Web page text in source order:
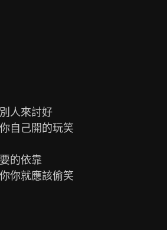
人來討好
自己開的玩笑
的依靠
你就應該偷笑